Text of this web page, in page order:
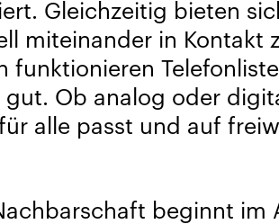
Gleichzeitig bieten
miteinander in Kontakt
funktionieren
gut. Ob analog oder
alle passt und auf
beginnt im